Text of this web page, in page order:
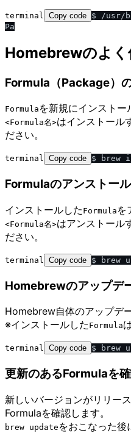
terminal Copy code $ /usr/
Homebrewのよく
Formula（Package）
Formula を新規にインストー
<Formula名>はインストール
ださい。
terminal Copy code
Formulaのアンストール
インストールした Formula を
<Formula名>はアンストール
ださい。
terminal Copy code
Homebrewのアップデ
Homebrew自体のアップデ
※インストールした Formula
terminal Copy code
更新のあるFormulaを
新しいバージョンがリリー
Formulaを確認します。
brew update をおこなった後